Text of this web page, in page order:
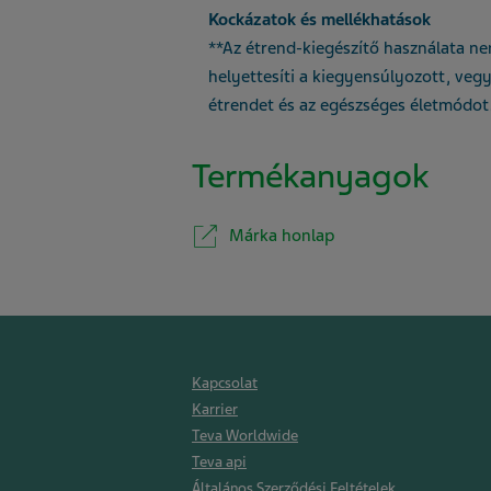
Kockázatok és mellékhatások
**Az étrend-kiegészítő használata
helyettesíti a kiegyensúlyozott,
étrendet és az egészséges
Termékanyagok
Márka honlap
Kapcsolat
Karrier
Teva Worldwide
Teva api